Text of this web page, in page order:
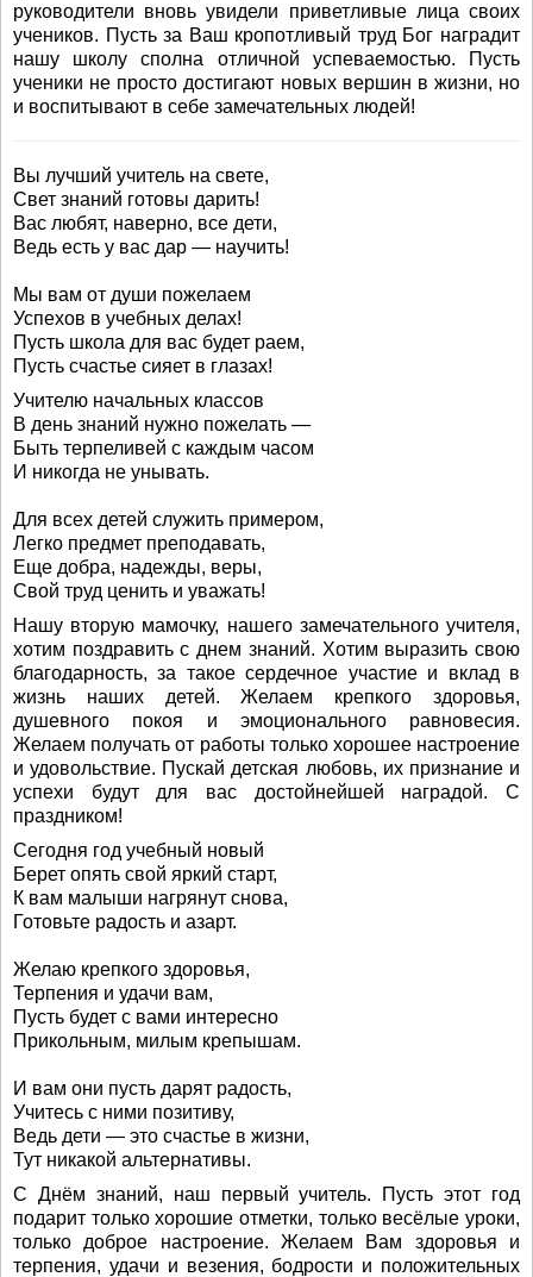
руководители вновь увидели приветливые лица своих
учеников. Пусть за Ваш кропотливый труд Бог наградит
нашу школу сполна отличной успеваемостью. Пусть
ученики не просто достигают новых вершин в жизни, но
и воспитывают в себе замечательных людей!
Вы лучший учитель на свете,
Свет знаний готовы дарить!
Вас любят, наверно, все дети,
Ведь есть у вас дар — научить!
Мы вам от души пожелаем
Успехов в учебных делах!
Пусть школа для вас будет раем,
Пусть счастье сияет в глазах!
Учителю начальных классов
В день знаний нужно пожелать —
Быть терпеливей с каждым часом
И никогда не унывать.
Для всех детей служить примером,
Легко предмет преподавать,
Еще добра, надежды, веры,
Свой труд ценить и уважать!
Нашу вторую мамочку, нашего замечательного учителя,
хотим поздравить с днем знаний. Хотим выразить свою
благодарность, за такое сердечное участие и вклад в
жизнь наших детей. Желаем крепкого здоровья,
душевного покоя и эмоционального равновесия.
Желаем получать от работы только хорошее настроение
и удовольствие. Пускай детская любовь, их признание и
успехи будут для вас достойнейшей наградой. С
праздником!
Сегодня год учебный новый
Берет опять свой яркий старт,
К вам малыши нагрянут снова,
Готовьте радость и азарт.
Желаю крепкого здоровья,
Терпения и удачи вам,
Пусть будет с вами интересно
Прикольным, милым крепышам.
И вам они пусть дарят радость,
Учитесь с ними позитиву,
Ведь дети — это счастье в жизни,
Тут никакой альтернативы.
С Днём знаний, наш первый учитель. Пусть этот год
подарит только хорошие отметки, только весёлые уроки,
только доброе настроение. Желаем Вам здоровья и
терпения, удачи и везения, бодрости и положительных